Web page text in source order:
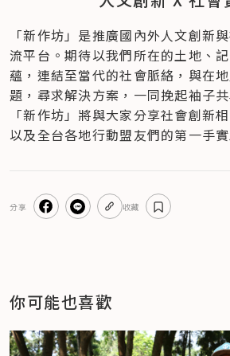
「新作坊」是推廣國內外人文創新
流平台。期待以我們所在的土地、
蘊，連結至當代的社會脈絡，與在
題，尋求解決方案，一同挽起袖子
「新作坊」將與大家分享社會創新
以及全台各地行動盟友們的第一手
分享 收藏
你可能也喜歡